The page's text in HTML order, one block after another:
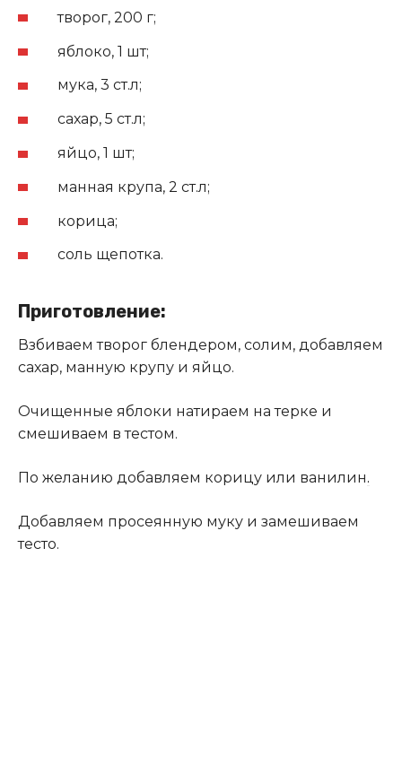
творог, 200 г;
яблоко, 1 шт;
мука, 3 ст.л;
сахар, 5 ст.л;
яйцо, 1 шт;
манная крупа, 2 ст.л;
корица;
соль щепотка.
Приготовление:
Взбиваем творог блендером, солим, добавляем
сахар, манную крупу и яйцо.
Очищенные яблоки натираем на терке и
смешиваем в тестом.
По желанию добавляем корицу или ванилин.
Добавляем просеянную муку и замешиваем
тесто.